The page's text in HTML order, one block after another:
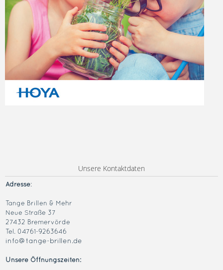
Unsere Kontaktdaten
Adresse:
Tange Brillen & Mehr
Neue Straße 37
27432 Bremervörde
Tel. 04761-9263646
info@tange-brillen.de
Unsere Öffnungszeiten: